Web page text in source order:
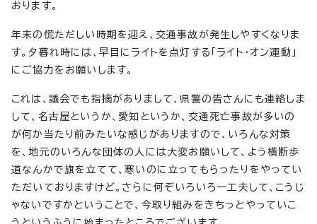
おります。
年末の慌ただしい時期を迎え、交通事故が発生しやすくなりま
す。夕暮れ時には、早目にライトを点灯する「ライト・オン運動」
にご協力をお願いします。
これは、議会でも指摘がありまして、県警の皆さんにも連絡しま
して、名古屋というか、愛知というか、交通死亡事故が多いの
が何か当たり前みたいな感じがありますので、いろんな対策
を、地元のいろんな団体の人には大変お願いして、よう横断歩
道なんかで旗を立てて、寒いのに立ってもらったりをやってい
ただいておりますけど。さらに何ぞいろいろ一工夫して、こうじ
ゃないですかということで、今取り組みをきちっとやっていこ